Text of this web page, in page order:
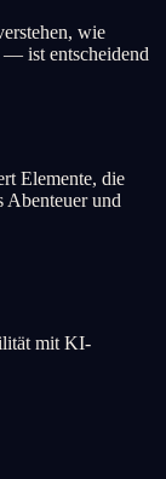
wie
ist entscheidend
Elemente, die
Abenteuer und
mit KI-